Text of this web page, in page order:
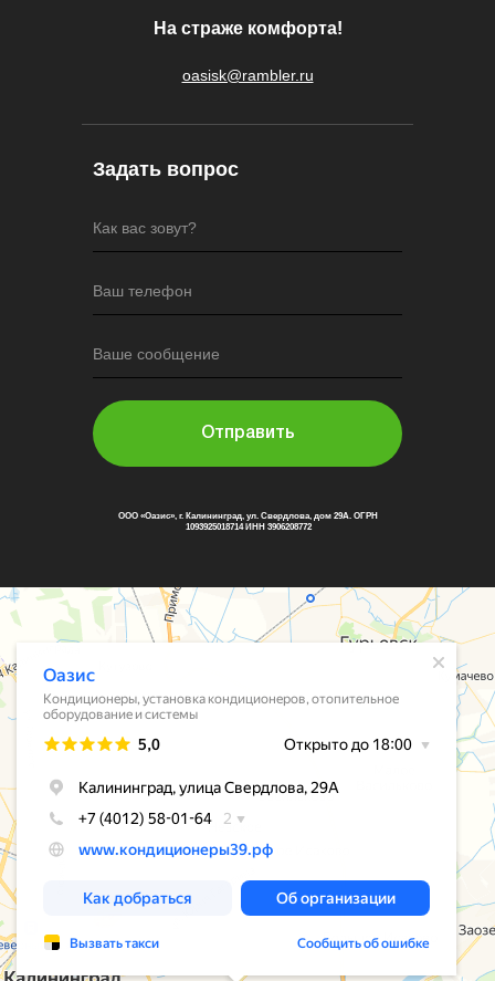
Как вас зовут?
Ваш телефон
Ваше сообщение
Отправить
oasisk@rambler.ru
На страже комфорта!
Задать вопрос
ООО «Оазис», г. Калининград, ул. Свердлова, дом 29А. ОГРН
1093925018714 ИНН 3906208772